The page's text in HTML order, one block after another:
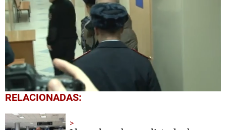
0
seconds
minute,
RELACIONADAS: